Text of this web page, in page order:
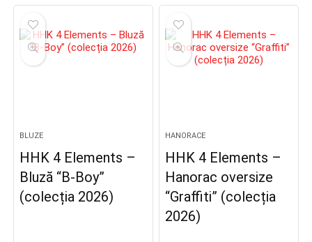
BLUZE
HHK 4 Elements –
Bluză “B-Boy”
(colecția 2026)
HANORACE
HHK 4 Elements –
Hanorac oversize
“Graffiti” (colecția
2026)